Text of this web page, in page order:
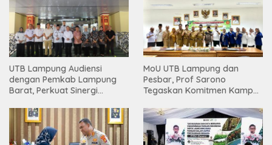
UTB Lampung Audiensi
dengan Pemkab Lampung
Barat, Perkuat Sinergi
Tinggi
MoU UTB Lampung dan
Pesbar, Prof Sarono
Tegaskan Komitmen Kampus
Masyarakat